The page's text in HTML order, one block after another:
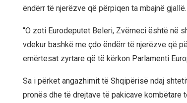
ëndërr të njerëzve që përpiqen ta mbajnë gjallë.
“O zoti Eurodeputet Beleri, Zvërneci është në
vdekur bashkë me çdo ëndërr të njerëzve që
emërtesat zyrtare që të kërkon Parlamenti
Sa i përket angazhimit të Shqipërisë ndaj
pronës dhe të drejtave të pakicave kombëtare